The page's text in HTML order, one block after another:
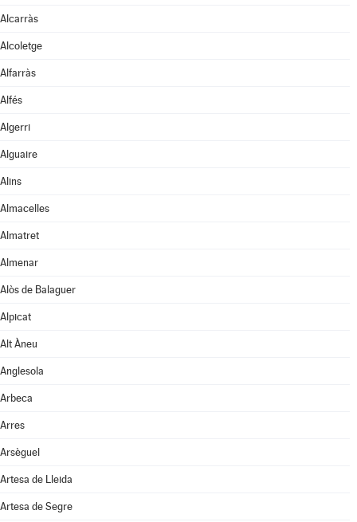
Alcarràs
Alcoletge
Alfarràs
Alfés
Algerri
Alguaire
Alins
Almacelles
Almatret
Almenar
Alòs de Balaguer
Alpicat
Alt Àneu
Anglesola
Arbeca
Arres
Arsèguel
Artesa de Lleida
Artesa de Segre